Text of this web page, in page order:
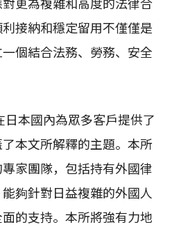
接納和穩定留用不僅僅是
個結合法務、勞務、安全
本國內為眾多客戶提供了
本文所解釋的主題。本所
家團隊，包括持有外國律
夠針對日益複雜的外國人
的支持。本所將強有力地